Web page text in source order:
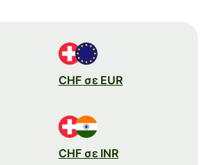
CHF σε EUR
CHF σε INR